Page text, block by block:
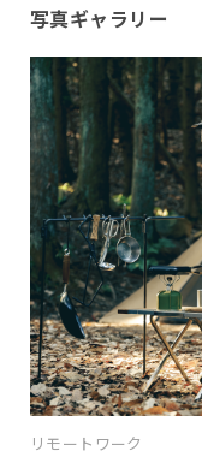
写真ギャラリー
リモートワーク